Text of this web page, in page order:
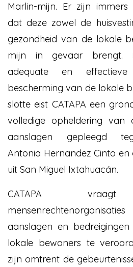
Marlin-mijn. Er zijn immers
dat deze zowel de
gezondheid van de lokale
mijn in gevaar brengt.
adequate en
bescherming van de lokale
slotte eist CATAPA een
volledige opheldering van
aanslagen gepleegd
Antonia Hernandez Cinto en
uit San Miguel Ixtahuacán.
CATAPA vraagt
aanslagen en
lokale bewoners te
zijn omtrent de